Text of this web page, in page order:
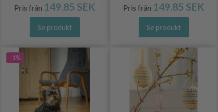
Pris från 149.85 SEK
Se produkt
Pris från 149.85 SEK
Se produkt
-1%